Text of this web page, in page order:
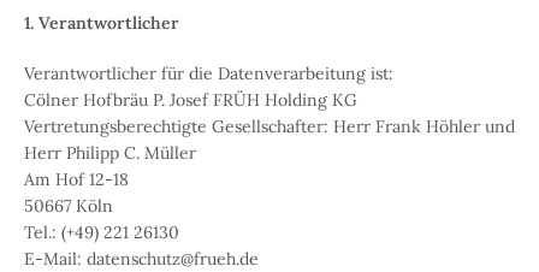
1. Verantwortlicher
Verantwortlicher für die Datenverarbeitung ist:
Cölner Hofbräu P. Josef FRÜH Holding KG
Vertretungsberechtigte Gesellschafter: Herr Frank Höhler und
Herr Philipp C. Müller
Am Hof 12-18
50667 Köln
Tel.: (+49) 221 26130
E-Mail: datenschutz@frueh.de